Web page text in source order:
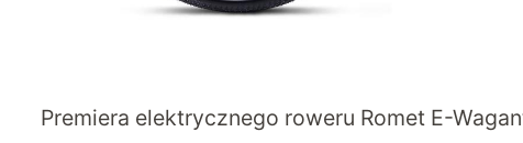
Premiera elektrycznego roweru Romet E-